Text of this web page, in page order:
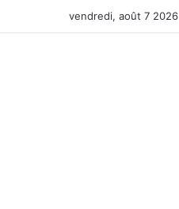
vendredi, août 7 2026